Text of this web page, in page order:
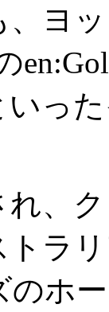
ヨッ
いっ
れ、
トラ
のホ